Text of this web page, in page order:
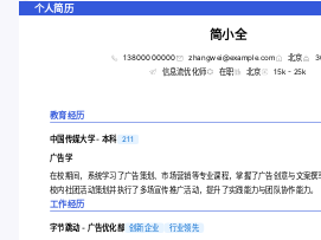
个人简历
简小全
13800000000 zhangwei@example.com 北京
信息流优化师 在职 北京 15k - 25k
教育经历
中国传媒大学 - 本科 211
广告学
在校期间，系统学习了广告策划、市场营销等专业课程，掌握了广告创意与文案
校内社团活动策划并执行了多场宣传推广活动，提升了实践能力与团队协作能力。
工作经历
字节跳动 - 广告优化部 创新企业 行业领先